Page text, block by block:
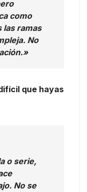
como
las ramas
No
que hayas
o serie,
No se